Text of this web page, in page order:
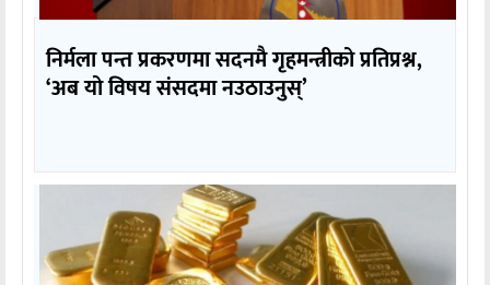
निर्मला पन्त प्रकरणमा सदनमै गृहमन्त्रीको प्रतिप्रश्न,
‘अब यो विषय संसदमा नउठाउनुस्’